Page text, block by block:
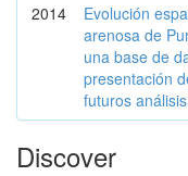
2014
Evolución
arenosa de
una base de
presentación
futuros
Discover